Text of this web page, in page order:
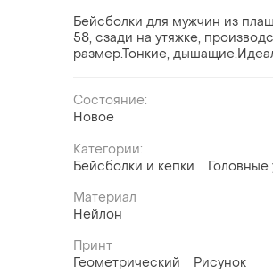
Бейсболки для мужчин из
58, сзади на утяжке,
размер.Тонкие,
Состояние:
Новое
Категории:
Бейсболки и кепки
Головные
Материал
Нейлон
Принт
Геометрический
Рисунок